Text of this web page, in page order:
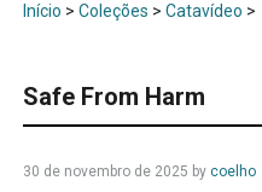
Início > Coleções > Catavídeo >
Safe From Harm
30 de novembro de 2025 by coelho